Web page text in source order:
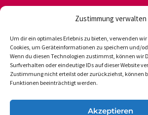
Zustimmung verwalten
Um dir ein optimales Erlebnis zu bieten, verwenden
Cookies, um Geräteinformationen zu speichern und/
Wenn du diesen Technologien zustimmst, können wir
Surfverhalten oder eindeutige IDs auf dieser Website
Zustimmung nicht erteilst oder zurückziehst, können
Funktionen beeinträchtigt werden.
Akzeptieren
DVGS E.V.-GESCHÄFTSSTELLE
Newsletter Datenschutz